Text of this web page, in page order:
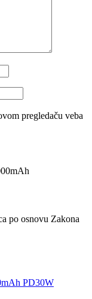
pregledaču veba
po osnovu Zakona